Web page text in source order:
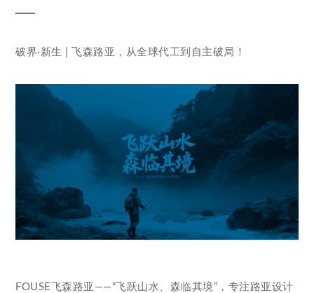
破界·新生 | 飞森路亚，从全球代工到自主破局！
FOUSE飞森路亚——“飞跃山水、森临其境”，专注路亚设计